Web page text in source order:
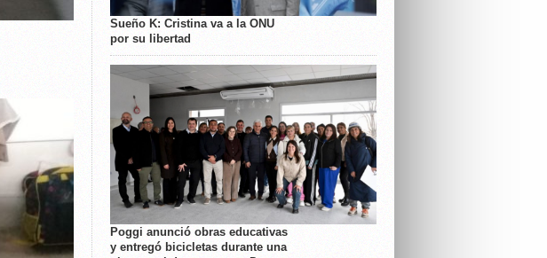
Sueño K: Cristina va a la ONU
por su libertad
Poggi anunció obras educativas
y entregó bicicletas durante una